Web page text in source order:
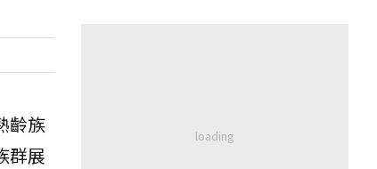
齡族
群展